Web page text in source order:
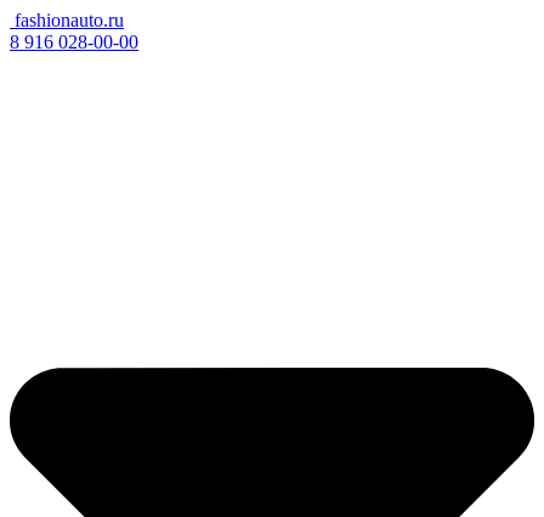
fashionauto.ru
8 916 028-00-00